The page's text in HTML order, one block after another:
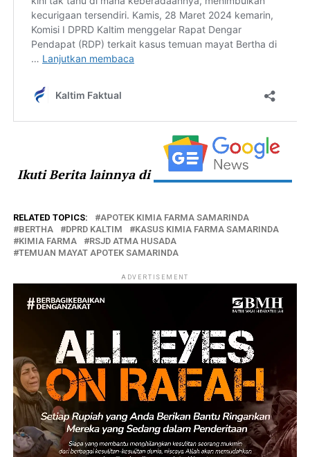
Ikuti Berita lainnya di
RELATED TOPICS:
APOTEK KIMIA FARMA SAMARINDA
BERTHA
DPRD KALTIM
KASUS KIMIA FARMA SAMARINDA
KIMIA FARMA
RSJD ATMA HUSADA
TEMUAN MAYAT APOTEK SAMARINDA
ADVERTISEMENT